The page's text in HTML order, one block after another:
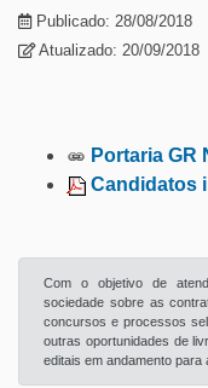
Publicado: 28/08/2018
Atualizado: 20/09/2018
Portaria GR
Candidatos
Com o objetivo de
sociedade sobre as
concursos e processos
outras oportunidades de
editais em andamento para